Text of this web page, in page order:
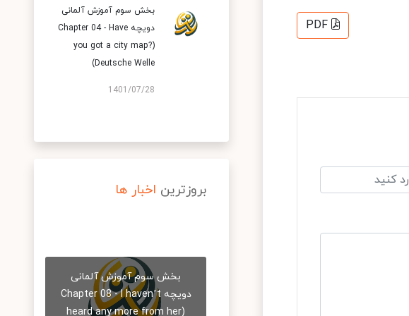
PDF
بخش سوم آموزش آلمانی
دویچه Chapter 04 - Have
you got a city map?)
Deutsche Welle)
1401/07/28
بروزترین اخبار ها
بخش سوم آموزش آلمانی
دویچه Chapter 08 - I haven’t
heard any more from her)